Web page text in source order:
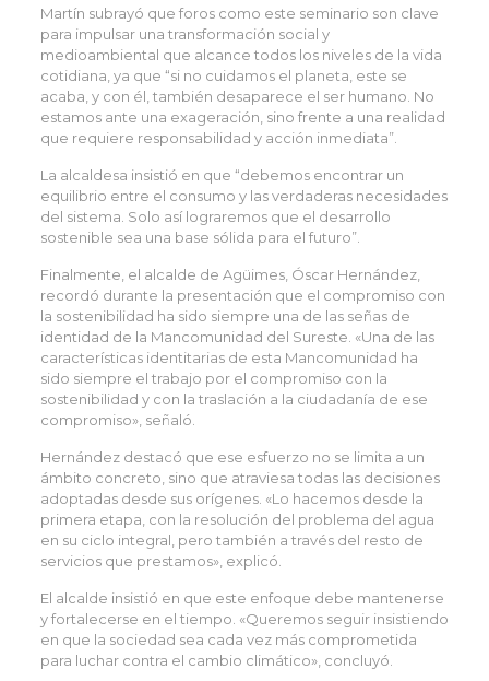
Martín subrayó que foros como este seminario son clave
para impulsar una transformación social y
medioambiental que alcance todos los niveles de la vida
cotidiana, ya que “si no cuidamos el planeta, este se
acaba, y con él, también desaparece el ser humano. No
estamos ante una exageración, sino frente a una realidad
que requiere responsabilidad y acción inmediata”.
La alcaldesa insistió en que “debemos encontrar un
equilibrio entre el consumo y las verdaderas necesidades
del sistema. Solo así lograremos que el desarrollo
sostenible sea una base sólida para el futuro”.
Finalmente, el alcalde de Agüimes, Óscar Hernández,
recordó durante la presentación que el compromiso con
la sostenibilidad ha sido siempre una de las señas de
identidad de la Mancomunidad del Sureste. «Una de las
características identitarias de esta Mancomunidad ha
sido siempre el trabajo por el compromiso con la
sostenibilidad y con la traslación a la ciudadanía de ese
compromiso», señaló.
Hernández destacó que ese esfuerzo no se limita a un
ámbito concreto, sino que atraviesa todas las decisiones
adoptadas desde sus orígenes. «Lo hacemos desde la
primera etapa, con la resolución del problema del agua
en su ciclo integral, pero también a través del resto de
servicios que prestamos», explicó.
El alcalde insistió en que este enfoque debe mantenerse
y fortalecerse en el tiempo. «Queremos seguir insistiendo
en que la sociedad sea cada vez más comprometida
para luchar contra el cambio climático», concluyó.